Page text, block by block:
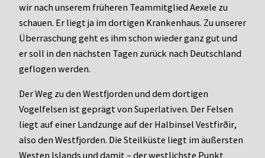
wir nach unserem früheren Teammitglied Aexele zu
schauen. Er liegt ja im dortigen Krankenhaus. Zu unserer
Überraschung geht es ihm schon wieder ganz gut und
er soll in den nächsten Tagen zurück nach Deutschland
geflogen werden.
Der Weg zu den Westfjorden und dem dortigen
Vogelfelsen ist geprägt von Superlativen. Der Felsen
liegt auf einer Landzunge auf der Halbinsel Vestfirðir,
also den Westfjorden. Die Steilküste liegt im äußersten
Westen Islands und damit – der westlichste Punkt